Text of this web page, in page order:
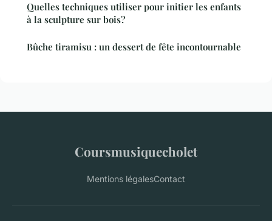
Quelles techniques utiliser pour initier les enfants
à la sculpture sur bois?
Bûche tiramisu : un dessert de fête incontournable
Coursmusiquecholet
Mentions légalesContact